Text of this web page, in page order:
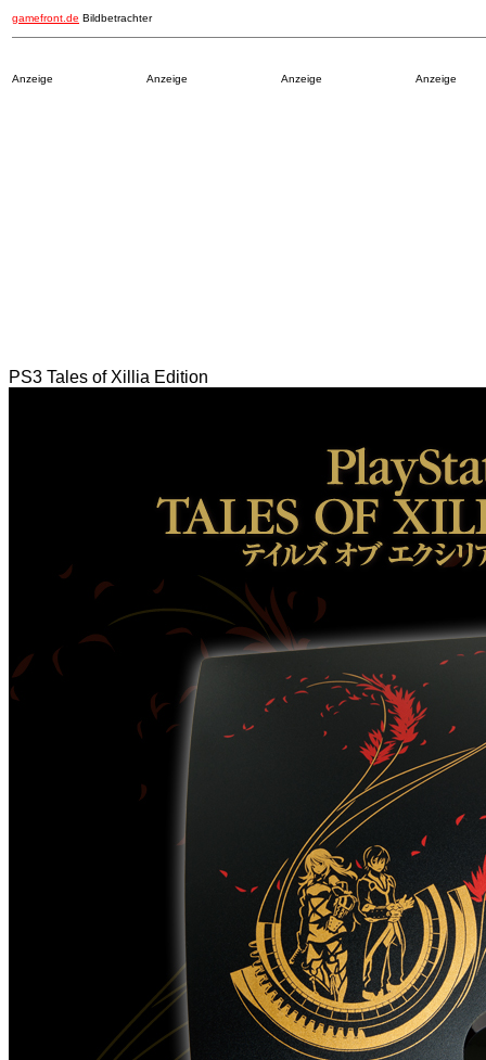
gamefront.de Bildbetrachter
Anzeige Anzeige Anzeige Anzeige
PS3 Tales of Xillia Edition